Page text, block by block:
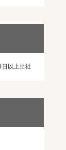
以上出社